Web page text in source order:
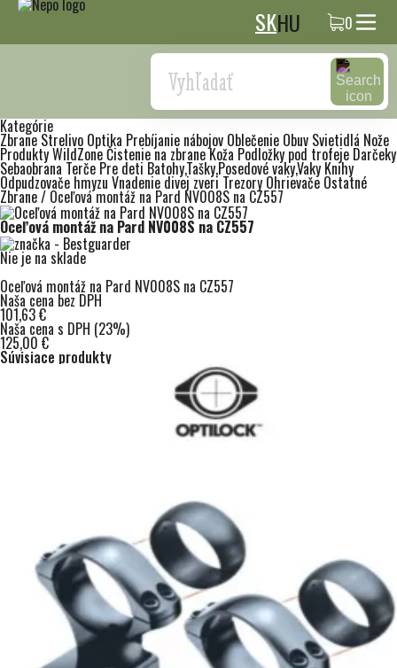
SKHU 0
Search
Kategórie
Zbrane Strelivo Optika Prebíjanie nábojov Oblečenie Obuv Svietidlá Nože
Produkty WildZoneČistenie na zbraneKoža Podložky pod trofeje Darčeky
Sebaobrana Terče Pre deti Batohy,Tašky,Posedové vaky,Vaky Knihy
Odpudzovače hmyzu Vnadenie divej zveri Trezory Ohrievače Ostatné
Zbrane/ Oceľová montáž na Pard NV008S na CZ557
Oceľová montáž na Pard NV008S na CZ557
Nie je na sklade
Oceľová montáž na Pard NV008S na CZ557
Naša cena bez DPH
101,63 €
Naša cena s DPH (23%)
125,00 €
Súvisiace produkty